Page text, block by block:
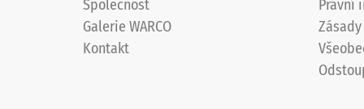
na
větších
venkovních
-
škály
Společnost
Galerie WARCO
Kontakt
Právní